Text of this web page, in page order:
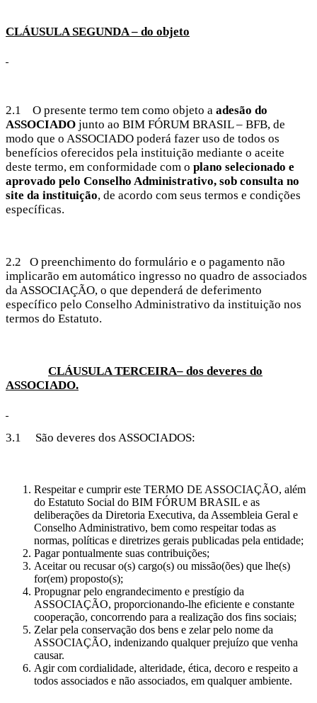
CLÁUSULA SEGUNDA – do objeto
2.1 O presente termo tem como objeto a adesão do
ASSOCIADO junto ao BIM FÓRUM BRASIL – BFB, de
modo que o ASSOCIADO poderá fazer uso de todos os
benefícios oferecidos pela instituição mediante o aceite
deste termo, em conformidade com o plano selecionado e
aprovado pelo Conselho Administrativo, sob consulta no
site da instituição, de acordo com seus termos e condições
específicas.
2.2 O preenchimento do formulário e o pagamento não
implicarão em automático ingresso no quadro de associados
da ASSOCIAÇÃO, o que dependerá de deferimento
específico pelo Conselho Administrativo da instituição nos
termos do Estatuto.
CLÁUSULA TERCEIRA– dos deveres do
ASSOCIADO.
3.1 São deveres dos ASSOCIADOS:
Respeitar e cumprir este TERMO DE ASSOCIAÇÃO, além
do Estatuto Social do BIM FÓRUM BRASIL e as
deliberações da Diretoria Executiva, da Assembleia Geral e
Conselho Administrativo, bem como respeitar todas as
normas, políticas e diretrizes gerais publicadas pela entidade;
Pagar pontualmente suas contribuições;
Aceitar ou recusar o(s) cargo(s) ou missão(ões) que lhe(s)
for(em) proposto(s);
Propugnar pelo engrandecimento e prestígio da
ASSOCIAÇÃO, proporcionando-lhe eficiente e constante
cooperação, concorrendo para a realização dos fins sociais;
Zelar pela conservação dos bens e zelar pelo nome da
ASSOCIAÇÃO, indenizando qualquer prejuízo que venha
causar.
Agir com cordialidade, alteridade, ética, decoro e respeito a
todos associados e não associados, em qualquer ambiente.